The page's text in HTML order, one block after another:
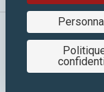
Mentions légales-CGV
Copyright 2019 ©
sans